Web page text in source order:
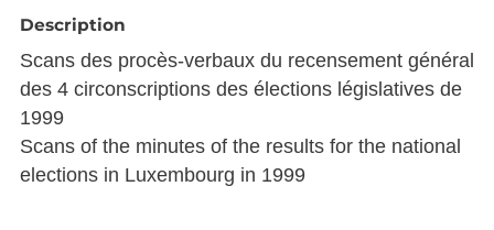
Description
Scans des procès-verbaux du recensement général
des 4 circonscriptions des élections législatives de
1999
Scans of the minutes of the results for the national
elections in Luxembourg in 1999